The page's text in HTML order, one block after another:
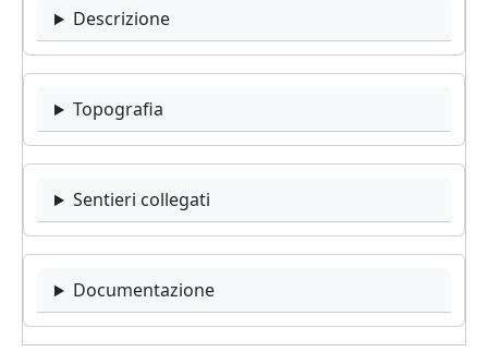
Descrizione
Topografia
Sentieri collegati
Documentazione